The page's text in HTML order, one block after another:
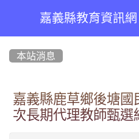
嘉義縣教育資訊網
本站消息
嘉義縣鹿草鄉後塘國
次長期代理教師甄選